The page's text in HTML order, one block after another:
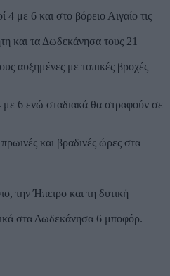
4 με 6 και στο βόρειο Αιγαίο τις
και τα Δωδεκάνησα τους 21
αυξημένες με τοπικές βροχές
με 6 ενώ σταδιακά θα στραφούν σε
και βραδινές ώρες στα
την Ήπειρο και τη δυτική
στα Δωδεκάνησα 6 μποφόρ.